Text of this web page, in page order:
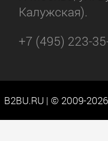
Калужская).
+7 (495) 223-
B2BU.RU | © 2009-